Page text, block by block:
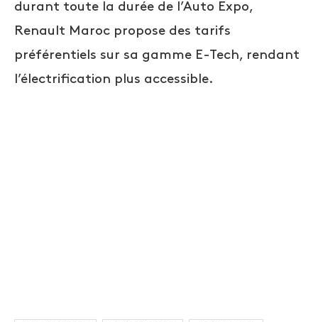
durant toute la durée de l’Auto Expo,
Renault Maroc propose des tarifs
préférentiels sur sa gamme E-Tech, rendant
l’électrification plus accessible.